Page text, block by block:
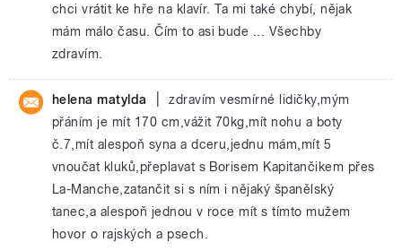
chci vrátit ke hře na klavír. Ta mi také chybí, nějak
mám málo času. Čím to asi bude ... Všechby
zdravím.
helena matylda
zdravím vesmírné lidičky,mým
přáním je mít 170 cm,vážit 70kg,mít nohu a boty
č.7,mít alespoň syna a dceru,jednu mám,mít 5
vnoučat kluků,přeplavat s Borisem Kapitančikem přes
La-Manche,zatančit si s ním i nějaký španělský
tanec,a alespoň jednou v roce mít s tímto mužem
hovor o rajských a psech.